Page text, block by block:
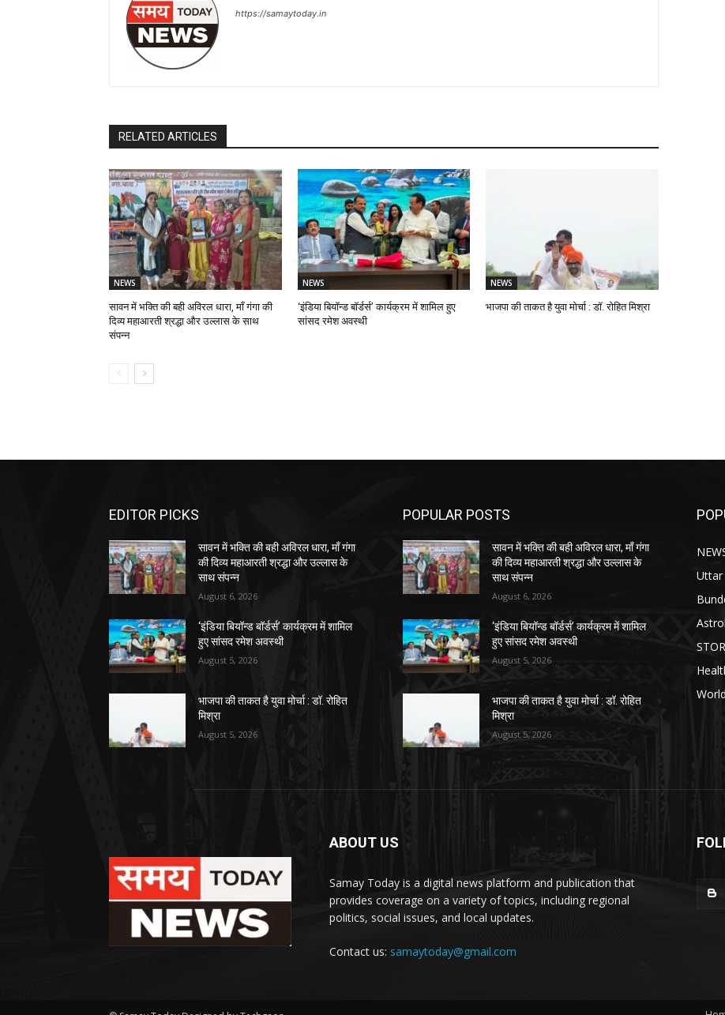
https://samaytoday.in
RELATED ARTICLES
NEWS
सावन में भक्ति की बही अविरल धारा, माँ गंगा की
दिव्य महाआरती श्रद्धा और उल्लास के साथ
संपन्न
NEWS
‘इंडिया बियॉन्ड बॉर्डर्स’ कार्यक्रम में शामिल हुए
सांसद रमेश अवस्थी
NEWS
भाजपा की ताकत है युवा मोर्चा : डॉ. रोहित मिश्रा
EDITOR PICKS
सावन में भक्ति की बही अविरल धारा, माँ गंगा
की दिव्य महाआरती श्रद्धा और उल्लास के
साथ संपन्न
August 6, 2026
‘इंडिया बियॉन्ड बॉर्डर्स’ कार्यक्रम में शामिल
हुए सांसद रमेश अवस्थी
August 5, 2026
भाजपा की ताकत है युवा मोर्चा : डॉ. रोहित
मिश्रा
August 5, 2026
POPULAR POSTS
सावन में भक्ति की बही अविरल धारा, माँ गंगा
की दिव्य महाआरती श्रद्धा और उल्लास के
साथ संपन्न
August 6, 2026
‘इंडिया बियॉन्ड बॉर्डर्स’ कार्यक्रम में शामिल
हुए सांसद रमेश अवस्थी
August 5, 2026
भाजपा की ताकत है युवा मोर्चा : डॉ. रोहित
मिश्रा
August 5, 2026
Uttar
World
ABOUT US
Samay Today is a digital news platform and publication that
provides coverage on a variety of topics, including regional
politics, social issues, and local updates.
Contact us: samaytoday@gmail.com